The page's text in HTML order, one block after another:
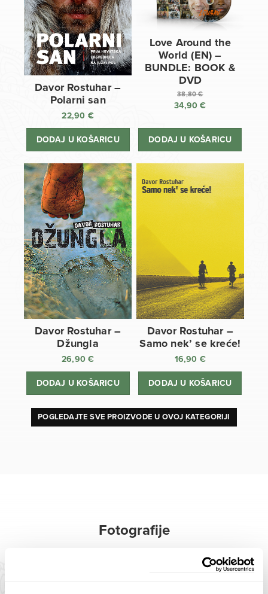
Davor Rostuhar –
Polarni san
22,90 €
DODAJ U KOŠARICU
Love Around the
World (EN) –
BUNDLE: BOOK &
DVD
38,80€
Izvorna
bila
34,90€
cijena
DODAJ U KOŠARICU
Davor Rostuhar –
Džungla
26,90€
DODAJ U KOŠARICU
Davor Rostuhar –
Samo nek’ se kreće!
16,90 €
DODAJ U KOŠARICU
POGLEDAJTE SVE PROIZVODE U OVOJ KATEGORIJI
Fotografije